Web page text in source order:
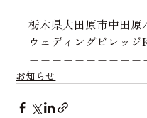
栃木県大田原市中田
ウェディングビレッ
お知らせ